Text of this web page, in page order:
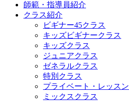
師範・指導員紹介
クラス紹介
ビギナー45クラス
キッズビギナークラス
キッズクラス
ジュニアクラス
ゼネラルクラス
特別クラス
プライベート・レッスン
ミックスクラス